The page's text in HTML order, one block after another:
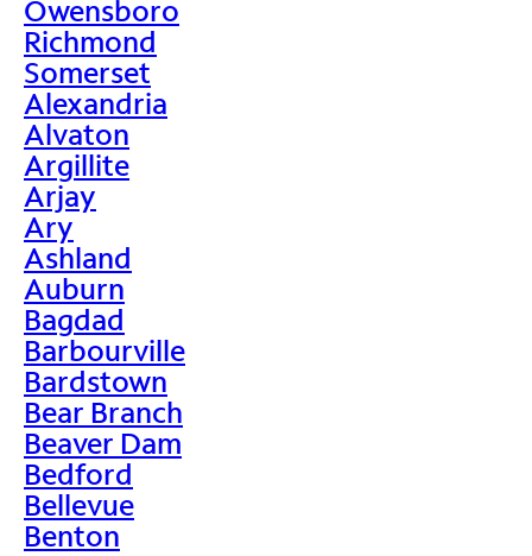
Owensboro
Richmond
Somerset
Alexandria
Alvaton
Argillite
Arjay
Ary
Ashland
Auburn
Bagdad
Barbourville
Bardstown
Bear Branch
Beaver Dam
Bedford
Bellevue
Benton